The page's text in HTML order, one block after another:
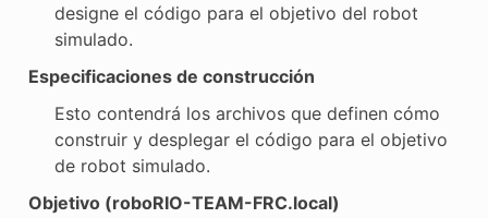
designe el código para el objetivo del robot
simulado.
Especificaciones de construcción
Esto contendrá los archivos que definen cómo
construir y desplegar el código para el objetivo
de robot simulado.
Objetivo (roboRIO-TEAM-FRC.local)